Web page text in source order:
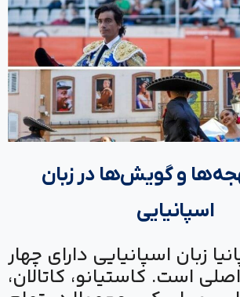
و گویش‌ها در زبان
اسپانیایی
زبان اسپانیایی دارای چهار
است. کاستیانو، کاتالان،